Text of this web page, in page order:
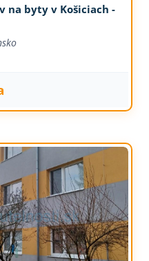
na byty v Košiciach -